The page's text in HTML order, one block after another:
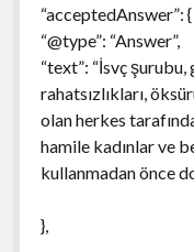
“acceptedAnswer”: {
“@type”: “Answer”,
“text”: “İsvç
rahatsızlıkları,
olan herkes
hamile kadınlar ve
kullanmadan önce
},